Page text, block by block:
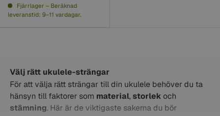
Fjärrlager – Beräknad
leveranstid: 9–11 vardagar.
Välj rätt ukulele-strängar
För att välja rätt strängar till din ukulele behöver du ta
hänsyn till faktorer som material,storlekoch
stämning. Här är de viktigaste sakerna du bör